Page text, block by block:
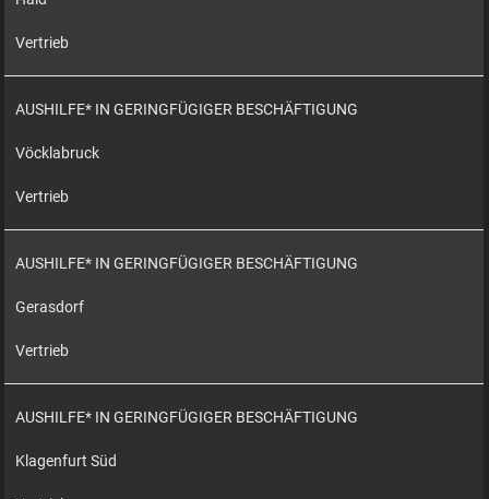
Vertrieb
AUSHILFE* IN GERINGFÜGIGER BESCHÄFTIGUNG
Vöcklabruck
Vertrieb
AUSHILFE* IN GERINGFÜGIGER BESCHÄFTIGUNG
Gerasdorf
Vertrieb
AUSHILFE* IN GERINGFÜGIGER BESCHÄFTIGUNG
Klagenfurt Süd